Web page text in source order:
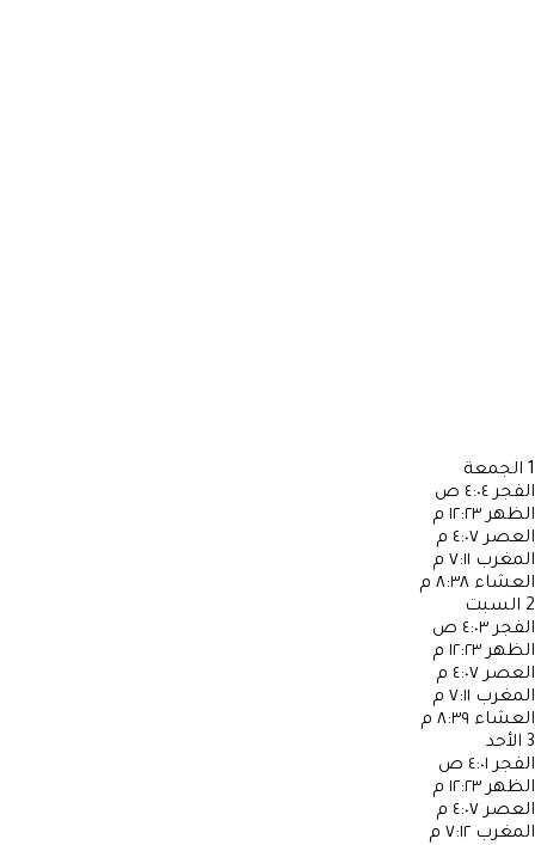
1 الجمعة
الفجر ٤:٠٤ ص
الظهر ١٢:٢٣ م
العصر ٤:٠٧ م
المغرب ٧:١١ م
العشاء ٨:٣٨ م
2 السبت
الفجر ٤:٠٣ ص
الظهر ١٢:٢٣ م
العصر ٤:٠٧ م
المغرب ٧:١١ م
العشاء ٨:٣٩ م
3 الأحد
الفجر ٤:٠١ ص
الظهر ١٢:٢٣ م
العصر ٤:٠٧ م
المغرب ٧:١٢ م